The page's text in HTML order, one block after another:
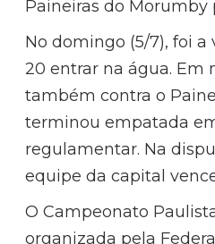
Paineiras do Morumby
No domingo (5/7), foi
20 entrar na água. Em
também contra o
terminou empatada
regulamentar. Na
equipe da capital
O Campeonato
organizada pela